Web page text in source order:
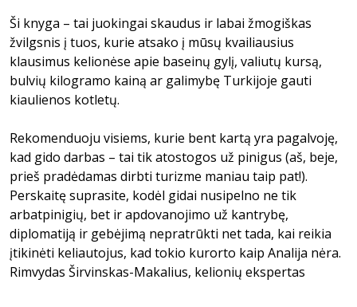
Ši knyga – tai juokingai skaudus ir labai žmogiškas
žvilgsnis į tuos, kurie atsako į mūsų kvailiausius
klausimus kelionėse apie baseinų gylį, valiutų kursą,
bulvių kilogramo kainą ar galimybę Turkijoje gauti
kiaulienos kotletų.
Rekomenduoju visiems, kurie bent kartą yra pagalvoję,
kad gido darbas – tai tik atostogos už pinigus (aš, beje,
prieš pradėdamas dirbti turizme maniau taip pat!).
Perskaitę suprasite, kodėl gidai nusipelno ne tik
arbatpinigių, bet ir apdovanojimo už kantrybę,
diplomatiją ir gebėjimą nepratrūkti net tada, kai reikia
įtikinėti keliautojus, kad tokio kurorto kaip Analija nėra.
Rimvydas Širvinskas-Makalius, kelionių ekspertas